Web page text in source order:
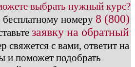
выбрать нужный курс?
номеру 8 (800)
заявку на обратный
свяжется с вами, ответит на
и поможет подобрать